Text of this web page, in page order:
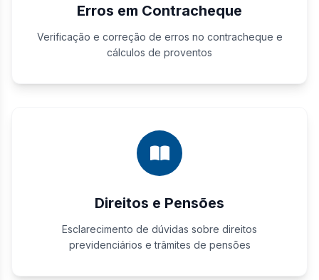
Erros em Contracheque
Verificação e correção de erros no contracheque e
cálculos de proventos
Direitos e Pensões
Esclarecimento de dúvidas sobre direitos
previdenciários e trâmites de pensões